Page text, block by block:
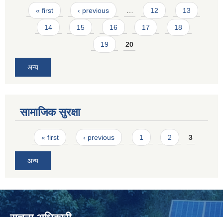
Pages
« first ‹ previous 12 13
14 15 16 17 18
19 20
अन्य
सामाजिक सुरक्षा
Pages
« first ‹ previous 1 2 3
अन्य